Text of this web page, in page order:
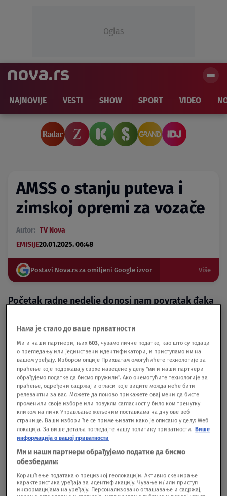
Oglas
NAJNOVIJE VESTI SHOW SPORT VIDEO
AMSS o stanju puteva i
zimskoj opremi za vozače
Autor: TV Nova
EMISIJE20.01.2025. 06:48
Postavi Nova.rs za omiljeni Google izvor Više
Početak radne nedelje donosi nam povratak đaka
stvara poledicu i otežava kretanje.
Podeli vest:
Нама је стало до ваше приватности
Ми и наши партнери, њих603, чувамо личне податке, као што су подаци
о прегледању или јединствени идентификатори, и приступамо им на
вашем уређају. Избором опције Прихватам омогућићете технологије за
праћење које подржавају сврхе наведене у делу "ми и наши партнери
обрађујемо податке да бисмо пружили". Ако онемогућите технологије за
праћење, одређени садржај и огласи које видите можда неће бити
релевантни за вас. Можете да поново прикажете овај мени да бисте
променили своје изборе или повукли сагласност у било ком тренутку
кликом на линк Управљање жељеним поставкама на дну ове веб
странице. Ваши избори ће се примењивати како је описано у делу: Wеб
локација. За више детаља погледајте нашу политику приватности. Више
информација о вашој приватности
Ми и наши партнери обрађујемо податке да бисмо
обезбедили:
Коришћење података о прецизној геолокацији. Активно скенирање
карактеристика уређаја за идентификацију. Чување и/или приступ
информацијама на уређају. Персонализовано оглашавање и садржај,